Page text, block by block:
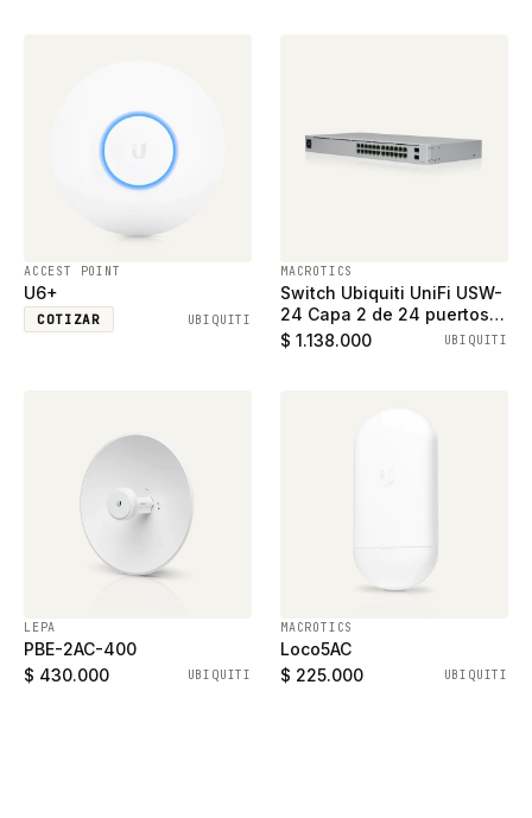
ACCEST POINT
U6+
COTIZAR UBIQUITI
MACROTICS
Switch Ubiquiti UniFi USW-
24 Capa 2 de 24 puertos
ethernet gigabit y 2
$ 1.138.000 UBIQUITI
LEPA
PBE-2AC-400
$ 430.000
UBIQUITI
MACROTICS
Loco5AC
$ 225.000
UBIQUITI